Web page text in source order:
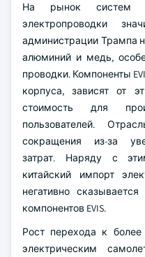
На рынок систем
электропроводки
администрации Трампа
алюминий и медь,
проводки. Компоненты
корпуса, зависят от
стоимость для
пользователей.
сокращения из-за
затрат. Наряду с
китайский импорт
негативно
компонентов EVIS.
Рост перехода к
электрическим